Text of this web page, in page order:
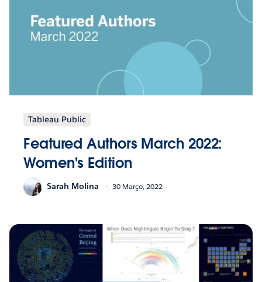
Tableau Public
Featured Authors March 2022:
Women's Edition
Sarah Molina 30 Março, 2022